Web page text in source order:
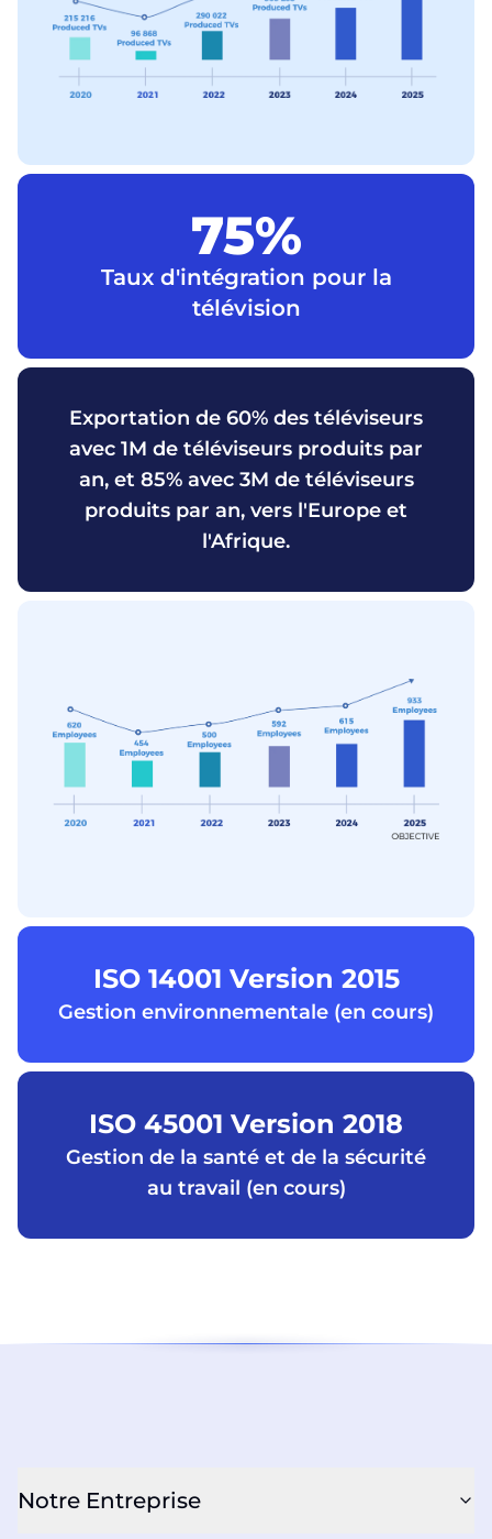
75%
Taux d'intégration pour la
télévision
Exportation de 60% des téléviseurs
avec 1M de téléviseurs produits par
an, et 85% avec 3M de téléviseurs
produits par an, vers l'Europe et
l'Afrique.
ISO 14001 Version 2015
Gestion environnementale (en cours)
ISO 45001 Version 2018
Gestion de la santé et de la sécurité
au travail (en cours)
Notre Entreprise